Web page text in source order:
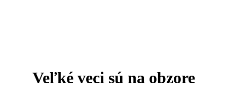
Veľké veci sú na obzore